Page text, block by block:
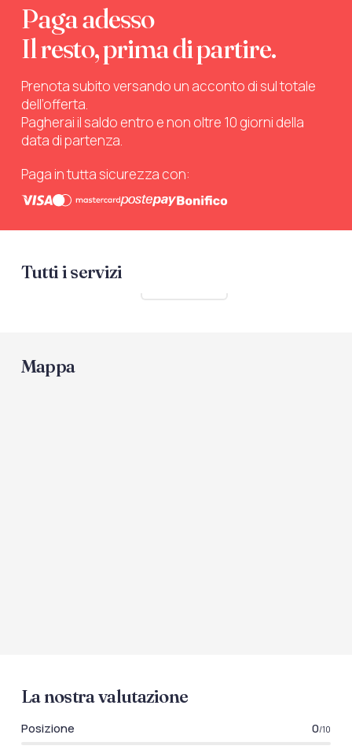
Paga adesso
Il resto, prima di partire.
Prenota subito versando un acconto di sul totale
dell’offerta.
Pagherai il saldo entro e non oltre 10 giorni della
data di partenza.
Paga in tutta sicurezza con:
Tutti i servizi
Mappa
La nostra valutazione
Posizione 0/10